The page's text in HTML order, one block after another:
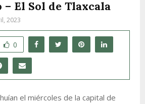
El Sol de Tlaxcala
2023
0
el miércoles de la capital de